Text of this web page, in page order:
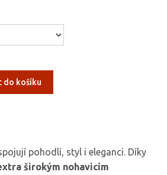
pohodlí, styl i eleganci. Díky
širokým nohavicím